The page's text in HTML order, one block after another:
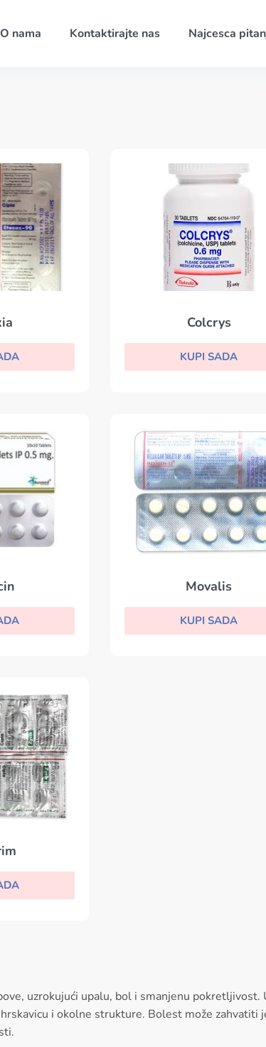
O nama Kontaktirajte nas Najcesca
Colcrys
KUPI SADA
Movalis
KUPI SADA
uzrokujući upalu, bol i smanjenu
i okolne strukture. Bolest može